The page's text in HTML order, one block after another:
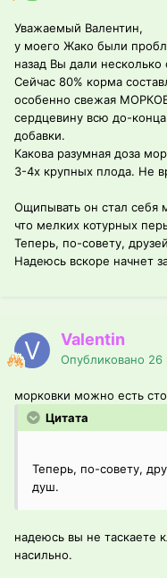
Уважаемый Валентин,
у моего Жако были
назад Вы дали несколько
Сейчас 80% корма
особенно свежая
сердцевину всю до-конца
добавки.
Какова разумная доза
3-4х крупных плода. Не
Ощипывать он стал себя
что мелких котурных
Теперь, по-совету,
Надеюсь вскоре начнет
Valentin
Опубликовано 26
морковки можно есть
Цитата
Теперь, по-совету,
душ.
надеюсь вы не таскаете
насильно.